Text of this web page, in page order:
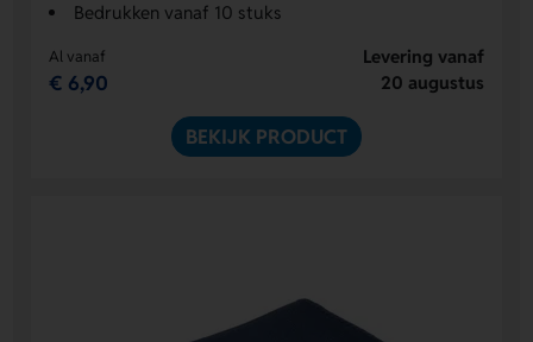
Bedrukken vanaf 10 stuks
Al vanaf
€ 6,90
Levering vanaf
20 augustus
BEKIJK PRODUCT